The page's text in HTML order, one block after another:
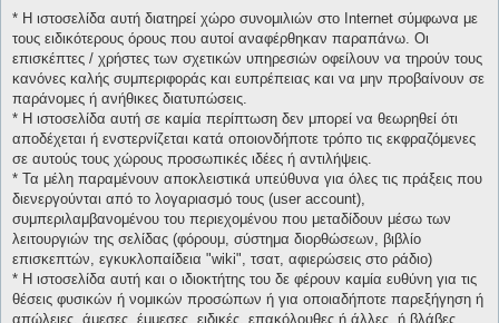
* H ιστοσελίδα αυτή διατηρεί χώρο συνομιλιών στο Internet σύμφωνα με
τους ειδικότερους όρους που αυτοί αναφέρθηκαν παραπάνω. Οι
επισκέπτες / χρήστες των σχετικών υπηρεσιών οφείλουν να τηρούν τους
κανόνες καλής συμπεριφοράς και ευπρέπειας και να μην προβαίνουν σε
παράνομες ή ανήθικες διατυπώσεις.
* H ιστοσελίδα αυτή σε καμία περίπτωση δεν μπορεί να θεωρηθεί ότι
αποδέχεται ή ενστερνίζεται κατά οποιονδήποτε τρόπο τις εκφραζόμενες
σε αυτούς τους χώρους προσωπικές ιδέες ή αντιλήψεις.
* Τα μέλη παραμένουν αποκλειστικά υπεύθυνα για όλες τις πράξεις που
διενεργούνται από το λογαριασμό τους (user account),
συμπεριλαμβανομένου του περιεχομένου που μεταδίδουν μέσω των
λειτουργιών της σελίδας (φόρουμ, σύστημα διορθώσεων, βιβλίο
επισκεπτών, εγκυκλοπαίδεια "wiki", τσατ, αφιερώσεις στο ράδιο)
* H ιστοσελίδα αυτή και ο ιδιοκτήτης του δε φέρουν καμία ευθύνη για τις
θέσεις φυσικών ή νομικών προσώπων ή για οποιαδήποτε παρεξήγηση ή
απώλειες, άμεσες, έμμεσες, ειδικές, επακόλουθες ή άλλες, ή βλάβες